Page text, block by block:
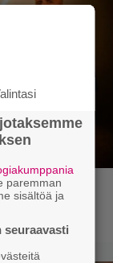
Cruisen
paremman
sisältöä ja
seuraavasti